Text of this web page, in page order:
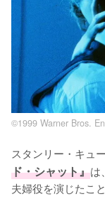
©1999 Warner Bros.
スタンリー・キュ
ド・シャット』は
夫婦役を演じたこ